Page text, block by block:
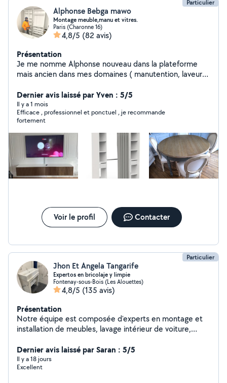
Particulier
Alphonse Bebga mawo
Montage meuble,manu et vitres.
Paris (Charonne 16)
4,8/5 (82 avis)
Présentation
Je me nomme Alphonse nouveau dans la plateforme
mais ancien dans mes domaines ( manutention, laveur
Homme fiable, respectueux ,sourire, dynamique et
Dernier avis laissé par Yven : 5/5
Il y a 1 mois
Efficace , professionnel et ponctuel , je recommande
fortement
Voir le profil Contacter
Particulier
Jhon Et Angela Tangarife
Expertos en bricolaje y limpie
Fontenay-sous-Bois (Les Alouettes)
4,8/5 (135 avis)
Présentation
Notre équipe est composée d'experts en montage et
installation de meubles, lavage intérieur de voiture,
peinture, réparations à domicile et nettoyage de
maison. Nous sommes toujours attentifs aux détails lors
de chaque intervention. Contactez-nous pour avoir le
Dernier avis laissé par Saran : 5/5
Il y a 18 jours
Excellent